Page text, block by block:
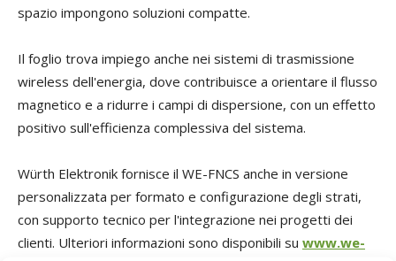
spazio impongono soluzioni compatte.
Il foglio trova impiego anche nei sistemi di trasmissione
wireless dell'energia, dove contribuisce a orientare il flusso
magnetico e a ridurre i campi di dispersione, con un effetto
positivo sull'efficienza complessiva del sistema.
Würth Elektronik fornisce il WE-FNCS anche in versione
personalizzata per formato e configurazione degli strati,
con supporto tecnico per l'integrazione nei progetti dei
clienti. Ulteriori informazioni sono disponibili su www.we-